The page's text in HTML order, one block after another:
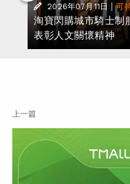
2026年07月11日 | 可
淘寶閃購城市騎士
表彰人文關懷精神
上一篇